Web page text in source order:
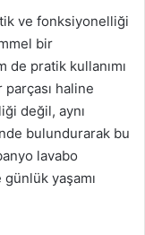
ve fonksiyonelliği
bir
de pratik kullanımı
haline
değil, aynı
bulundurarak bu
lavabo
yaşamı